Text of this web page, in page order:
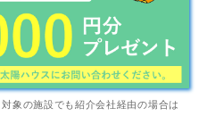
象の施設でも紹介会社経由の場合は